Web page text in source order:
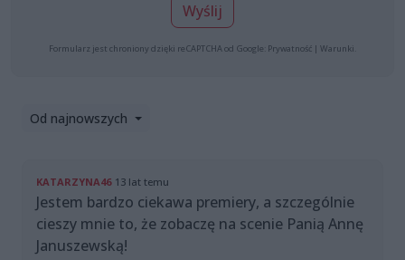
Wyślij
Formularz jest chroniony dzięki reCAPTCHA od Google: Prywatność | Warunki
Od najnowszych
KATARZYNA46 13 lat temu
Jestem bardzo ciekawa premiery, a szczególnie
cieszy mnie to, że zobaczę na scenie Panią Annę
Januszewską!